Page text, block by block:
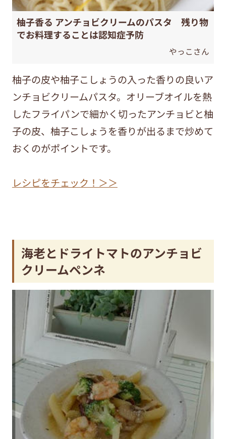
柚子香る アンチョビクリームのパスタ 残り物
でお料理することは認知症予防
やっこさん
柚子の皮や柚子こしょうの入った香りの良いア
ンチョビクリームパスタ。オリーブオイルを熱
したフライパンで細かく切ったアンチョビと柚
子の皮、柚子こしょうを香りが出るまで炒めて
おくのがポイントです。
レシピをチェック！＞＞
海老とドライトマトのアンチョビ
クリームペンネ